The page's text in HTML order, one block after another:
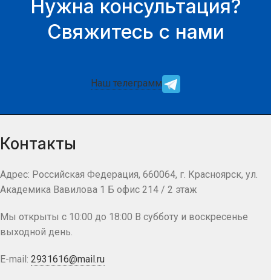
Нужна консультация?
Свяжитесь с нами
Наш телеграмм
Контакты
Адрес: Российская Федерация, 660064, г. Красноярск, ул.
Академика Вавилова 1 Б офис 214 / 2 этаж
Мы открыты с 10:00 до 18:00 В субботу и воскресенье
выходной день.
E-mail: 2931616@mail.ru